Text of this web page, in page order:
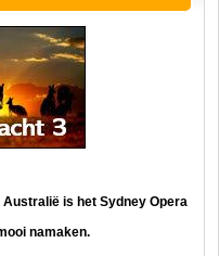
is het Sydney Opera
namaken.